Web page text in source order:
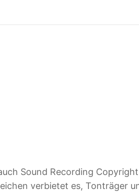
Sound Recording
verbietet es, Tonträger